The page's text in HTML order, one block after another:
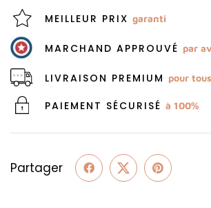
MEILLEUR PRIX garanti
MARCHAND APPROUVÉ par
LIVRAISON PREMIUM pour
PAIEMENT SÉCURISÉ à 100%
Partager